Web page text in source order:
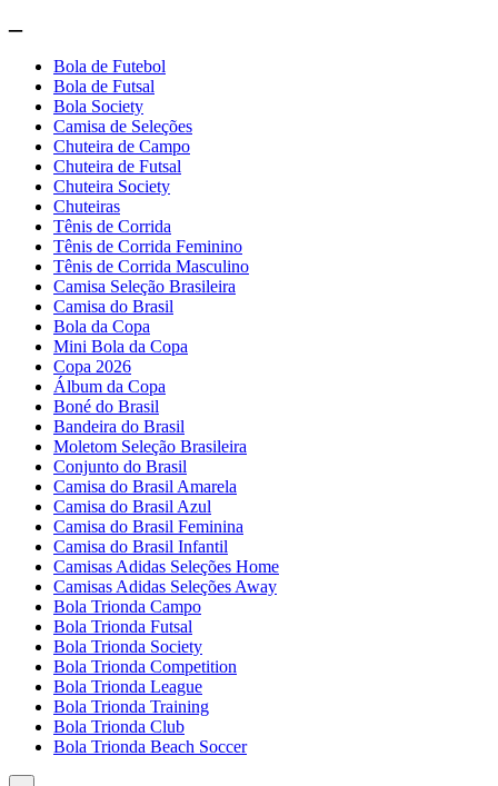
Bola de Futebol
Bola de Futsal
Bola Society
Camisa de Seleções
Chuteira de Campo
Chuteira de Futsal
Chuteira Society
Chuteiras
Tênis de Corrida
Tênis de Corrida Feminino
Tênis de Corrida Masculino
Camisa Seleção Brasileira
Camisa do Brasil
Bola da Copa
Mini Bola da Copa
Copa 2026
Álbum da Copa
Boné do Brasil
Bandeira do Brasil
Moletom Seleção Brasileira
Conjunto do Brasil
Camisa do Brasil Amarela
Camisa do Brasil Azul
Camisa do Brasil Feminina
Camisa do Brasil Infantil
Camisas Adidas Seleções Home
Camisas Adidas Seleções Away
Bola Trionda Campo
Bola Trionda Futsal
Bola Trionda Society
Bola Trionda Competition
Bola Trionda League
Bola Trionda Training
Bola Trionda Club
Bola Trionda Beach Soccer